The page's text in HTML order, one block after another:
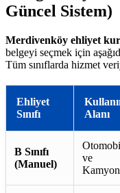
Güncel Sistem)
Merdivenköy ehliyet
belgeyi seçmek için
Tüm sınıflarda hizmet
Ehliyet
Sınıfı
Alanı
B Sınıfı
(Manuel)
ve